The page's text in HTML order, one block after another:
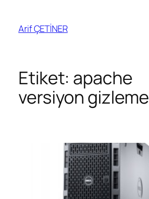
Arif ÇETİNER
Etiket: apache
versiyon gizleme